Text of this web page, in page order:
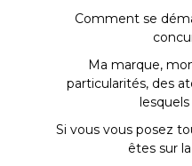
Comment se
Ma marque,
particularités, des
lesquels
Si vous vous posez
êtes sur